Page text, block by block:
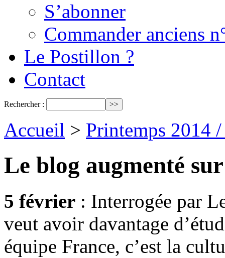
S’abonner
Commander anciens
Le Postillon ?
Contact
Rechercher :
Accueil > Printemps 2014
Le blog augmenté
5 février : Interrogée par
veut avoir davantage
équipe France, c’est la